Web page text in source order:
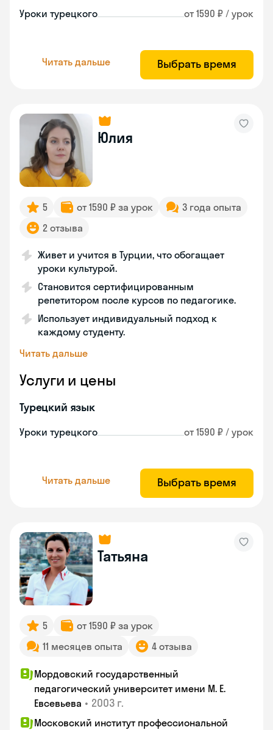
Уроки турецкого от 1590 ₽ / урок
Читать дальше Выбрать время
Юлия
5 от 1590 ₽ за урок
3 года опыта
2 отзыва
Живет и учится в Турции, что обогащает
уроки культурой.
Становится сертифицированным
репетитором после курсов по педагогике.
Использует индивидуальный подход к
каждому студенту.
Читать дальше
Услуги и цены
Турецкий язык
Уроки турецкого от 1590 ₽ / урок
Читать дальше Выбрать время
Татьяна
5
от 1590 ₽ за урок
11 месяцев опыта
4 отзыва
Мордовский государственный
педагогический университет имени М. Е.
Евсевьева • 2003 г.
Московский институт профессиональной